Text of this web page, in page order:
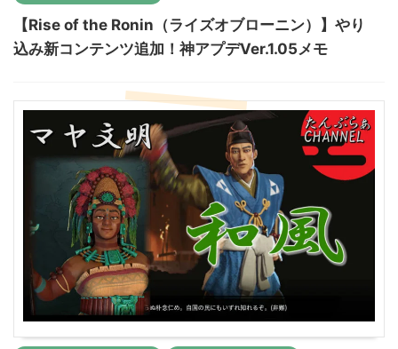
【Rise of the Ronin（ライズオブローニン）】やり
込み新コンテンツ追加！神アプデVer.1.05メモ